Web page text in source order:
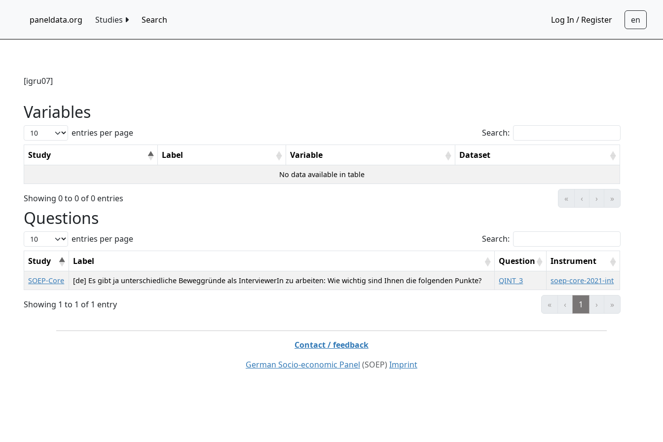
paneldata.org Studies Search Log In / Register
[igru07]
Variables
entries per page Search:
Study Label Variable Dataset
No data available in table
Showing 0 to 0 of 0 entries « ‹ › »
Questions
entries per page Search:
Study Label Question Instrument
SOEP-Core [de] Es gibt ja unterschiedliche Beweggründe als InterviewerIn zu arbeiten: Wie wichtig sind Ihnen die folgenden Punkte? QINT_3 soep-core-2021-int
Showing 1 to 1 of 1 entry « ‹ 1 › »
Contact / feedback
German Socio-economic Panel (SOEP) Imprint